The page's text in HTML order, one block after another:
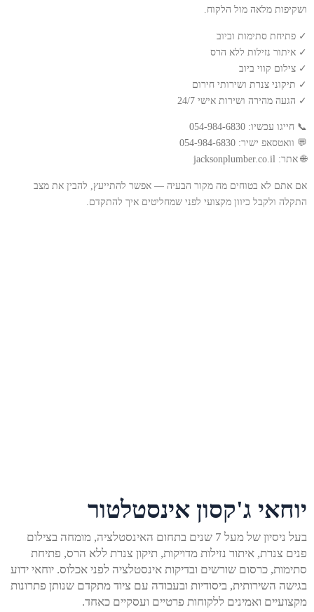
ושקיפות מלאה מול הלקוח.
✓ פתיחת סתימות וביוב
✓ איתור נזילות ללא הרס
✓ צילום קווי ביוב
✓ תיקוני צנרת ושירותי חירום
✓ הגעה מהירה ושירות אישי 24/7
📞 חייגו עכשיו: 054-984-6830
💬 וואטסאפ ישיר: 054-984-6830
🌐 אתר: jacksonplumber.co.il
אם אתם לא בטוחים מה מקור הבעיה — אפשר להתייעץ, להבין את מצב
התקלה ולקבל כיוון מקצועי לפני שמחליטים איך להתקדם.
יוחאי ג'קסון אינסטלטור
בעל ניסיון של מעל 7 שנים בתחום האינסטלציה, מומחה בצילום
פנים צנרת, איתור נזילות מדויקות, תיקון צנרת ללא הרס, פתיחת
סתימות, כרסום שורשים ובדיקות אינסטלציה לפני אכלוס. יוחאי ידוע
בגישה השירותית, ביסודיות ובעבודה עם ציוד מתקדם שנותן פתרונות
מקצועיים ואמינים ללקוחות פרטיים ועסקיים כאחד.